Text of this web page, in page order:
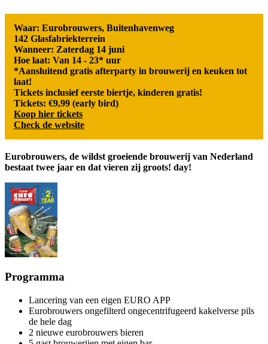
Waar: Eurobrouwers, Buitenhavenweg
142 Glasfabriekterrein
Wanneer: Zaterdag 14 juni
Hoe laat: Van 14 - 23* uur
*Aansluitend gratis afterparty in brouwerij en keuken tot
laat!
Tickets inclusief eerste biertje, kinderen gratis!
Tickets: €9,99 (early bird)
Koop hier tickets
Check de website
Eurobrouwers, de wildst groeiende brouwerij van Nederland
bestaat twee jaar en dat vieren zij groots! day!
Programma
Lancering van een eigen EURO APP
Eurobrouwers ongefilterd ongecentrifugeerd kakelverse pils
de hele dag
2 nieuwe eurobrouwers bieren